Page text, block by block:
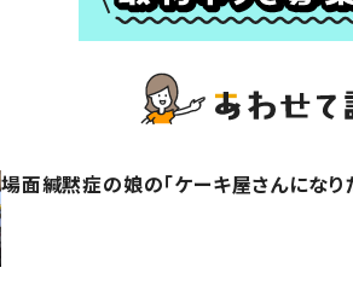
場面緘黙症の娘の「ケーキ屋さんにな